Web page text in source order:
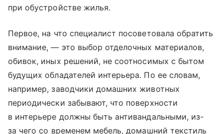
при обустройстве жилья.
Первое, на что специалист посоветовала обратить
внимание, — это выбор отделочных материалов,
обивок, иных решений, не соотносимых с бытом
будущих обладателей интерьера. По ее словам,
например, заводчики домашних животных
периодически забывают, что поверхности
в интерьере должны быть антивандальными, из-
за чего со временем мебель, домашний текстиль